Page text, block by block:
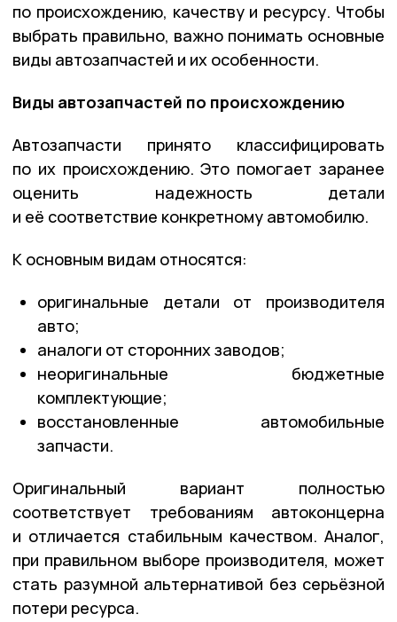
по происхождению, качеству и ресурсу. Чтобы
выбрать правильно, важно понимать основные
виды автозапчастей и их особенности.
Виды автозапчастей по происхождению
Автозапчасти принято классифицировать
по их происхождению. Это помогает заранее
оценить надежность детали
и её соответствие конкретному автомобилю.
К основным видам относятся:
оригинальные детали от производителя
авто;
аналоги от сторонних заводов;
неоригинальные бюджетные
комплектующие;
восстановленные автомобильные
запчасти.
Оригинальный вариант полностью
соответствует требованиям автоконцерна
и отличается стабильным качеством. Аналог,
при правильном выборе производителя, может
стать разумной альтернативой без серьёзной
потери ресурса.